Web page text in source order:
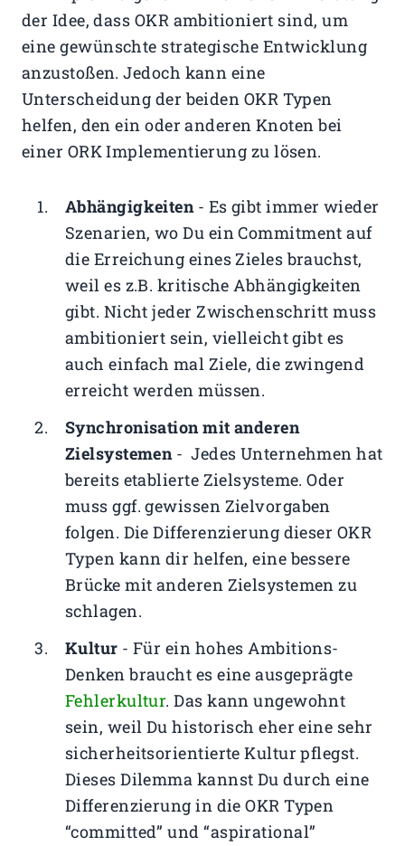
der Idee, dass OKR ambitioniert sind, um
eine gewünschte strategische Entwicklung
anzustoßen. Jedoch kann eine
Unterscheidung der beiden OKR Typen
helfen, den ein oder anderen Knoten bei
einer ORK Implementierung zu lösen.
Abhängigkeiten- Es gibt immer wieder
Szenarien, wo Du ein Commitment auf
die Erreichung eines Zieles brauchst,
weil es z.B. kritische Abhängigkeiten
gibt. Nicht jeder Zwischenschritt muss
ambitioniert sein, vielleicht gibt es
auch einfach mal Ziele, die zwingend
erreicht werden müssen.
Synchronisation mit anderen
Zielsystemen- Jedes Unternehmen hat
bereits etablierte Zielsysteme. Oder
muss ggf. gewissen Zielvorgaben
folgen. Die Differenzierung dieser OKR
Typen kann dir helfen, eine bessere
Brücke mit anderen Zielsystemen zu
schlagen.
Kultur - Für ein hohes Ambitions-
Denken braucht es eine ausgeprägte
Fehlerkultur. Das kann ungewohnt
sein, weil Du historisch eher eine sehr
sicherheitsorientierte Kultur pflegst.
Dieses Dilemma kannst Du durch eine
Differenzierung in die OKR Typen
“committed” und “aspirational”